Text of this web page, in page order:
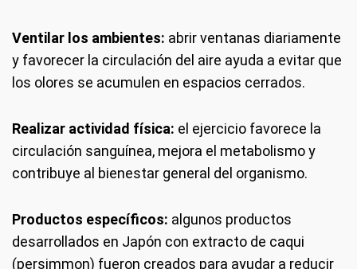
Ventilar los ambientes: abrir ventanas diariamente
y favorecer la circulación del aire ayuda a evitar que
los olores se acumulen en espacios cerrados.
Realizar actividad física: el ejercicio favorece la
circulación sanguínea, mejora el metabolismo y
contribuye al bienestar general del organismo.
Productos específicos: algunos productos
desarrollados en Japón con extracto de caqui
(persimmon) fueron creados para ayudar a reducir